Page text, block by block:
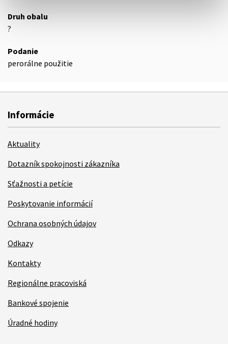
Druh obalu
?
Podanie
perorálne použitie
Informácie
Aktuality
Dotazník spokojnosti zákazníka
Sťažnosti a petície
Poskytovanie informácií
Ochrana osobných údajov
Odkazy
Kontakty
Regionálne pracoviská
Bankové spojenie
Úradné hodiny